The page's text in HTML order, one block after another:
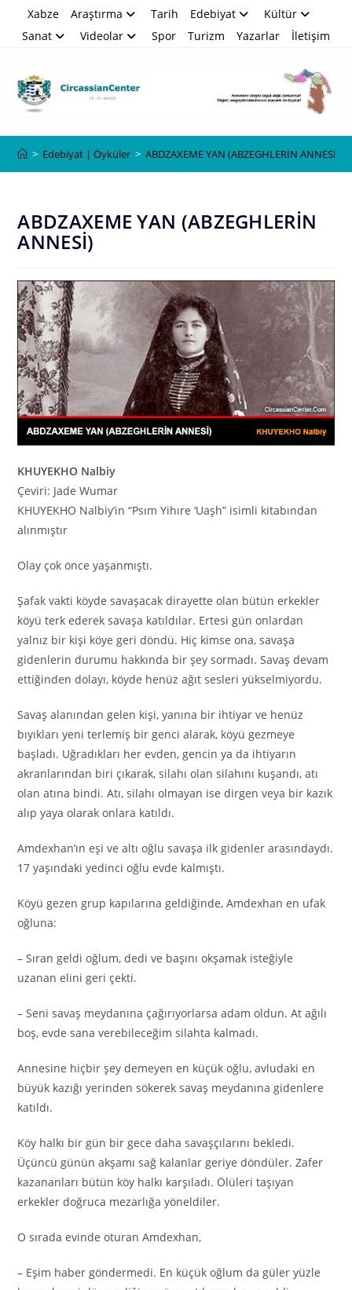
Xabze Araştırma Tarih Edebiyat
Kültür
Sanat
Videolar Spor Turizm Yazarlar İletişim
> Edebiyat | Öyküler > ABDZAXEME YAN (ABZEGHLERİN ANNESİ)
ABDZAXEME YAN (ABZEGHLERİN
ANNESİ)
KHUYEKHO Nalbiy
Çeviri: Jade Wumar
KHUYEKHO Nalbiy’in “Psım Yihıre ‘Uaşh” isimli kitabından
alınmıştır
Olay çok önce yaşanmıştı.
Şafak vakti köyde savaşacak dirayette olan bütün erkekler
köyü terk ederek savaşa katıldılar. Ertesi gün onlardan
yalnız bir kişi köye geri döndü. Hiç kimse ona, savaşa
gidenlerin durumu hakkında bir şey sormadı. Savaş devam
ettiğinden dolayı, köyde henüz ağıt sesleri yükselmiyordu.
Savaş alanından gelen kişi, yanına bir ihtiyar ve henüz
bıyıkları yeni terlemiş bir genci alarak, köyü gezmeye
başladı. Uğradıkları her evden, gencin ya da ihtiyarın
akranlarından biri çıkarak, silahı olan silahını kuşandı, atı
olan atına bindi. Atı, silahı olmayan ise dirgen veya bir kazık
alıp yaya olarak onlara katıldı.
Amdexhan’ın eşi ve altı oğlu savaşa ilk gidenler arasındaydı.
17 yaşındaki yedinci oğlu evde kalmıştı.
Köyü gezen grup kapılarına geldiğinde, Amdexhan en ufak
oğluna:
– Sıran geldi oğlum, dedi ve başını okşamak isteğiyle
uzanan elini geri çekti.
– Seni savaş meydanına çağırıyorlarsa adam oldun. At ağılı
boş, evde sana verebileceğim silahta kalmadı.
Annesine hiçbir şey demeyen en küçük oğlu, avludaki en
büyük kazığı yerinden sökerek savaş meydanına gidenlere
katıldı.
Köy halkı bir gün bir gece daha savaşçılarını bekledi.
Üçüncü günün akşamı sağ kalanlar geriye döndüler. Zafer
kazananları bütün köy halkı karşıladı. Ölüleri taşıyan
erkekler doğruca mezarlığa yöneldiler.
O sırada evinde oturan Amdexhan,
– Eşim haber göndermedi. En küçük oğlum da güler yüzle